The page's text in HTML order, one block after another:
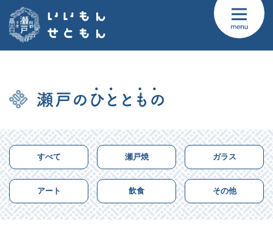
すべて 瀬戸焼 ガラス
アート 飲食 その他